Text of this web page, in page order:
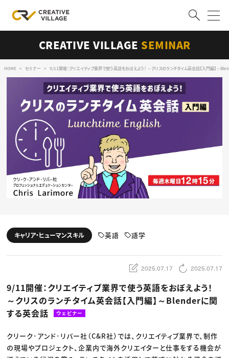
ログイン 会員登録
RECRUIT
クリエイター求人を探す
CREATIVE JOB求人検索
特集求人
採用説明会
転職支援サービス
スキルアップしたい！
動画配信・映像制作
編集・ライティング
ディレクション
TOP Creator’s コラム トップ
Webクリエイター
ゲームクリエイター
クリエイターインタビュー
C＆R Magazine
セミナー
ニュース・トレンド トップ
Web
映像
ゲーム・エンタメ
広告
CREATIVE VILLAGEからのお知らせ
CREATIVE VILLAGE SEMINAR
HOME セミナー 9/11開催：クリエイティブ業界で使う英語をおぼえよう！ ～クリスのランチタイム英会話【入門編】～
キャリア・ヒューマンスキル 英語 語学
2025.07.17 2025.07.17
9/11開催：クリエイティブ業界で使う英語をおぼえよう！
～クリスのランチタイム英会話【入門編】～Blenderに関
する英会話
ウェビナー
クリーク･アンド･リバー社（C&R社）では、クリエイティブ業界で、制作
の現場やプロジェクト、企業内で海外クリエイターと仕事をする機会が